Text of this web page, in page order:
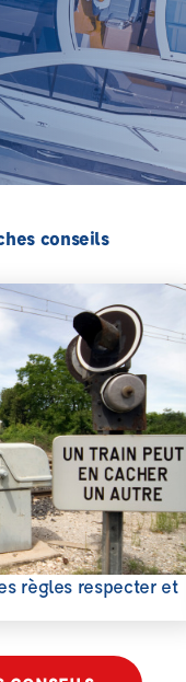
conseils
règles respecter et